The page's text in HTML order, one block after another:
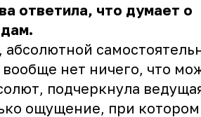
ответила, что думает о
нет ничего, что
подчеркнула
ощущение, при котором